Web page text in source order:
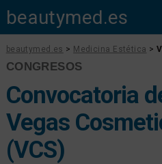
beautymed.es
beautymed.es > Medicina Estética >
CONGRESOS
Convocatoria
Vegas
(VCS)